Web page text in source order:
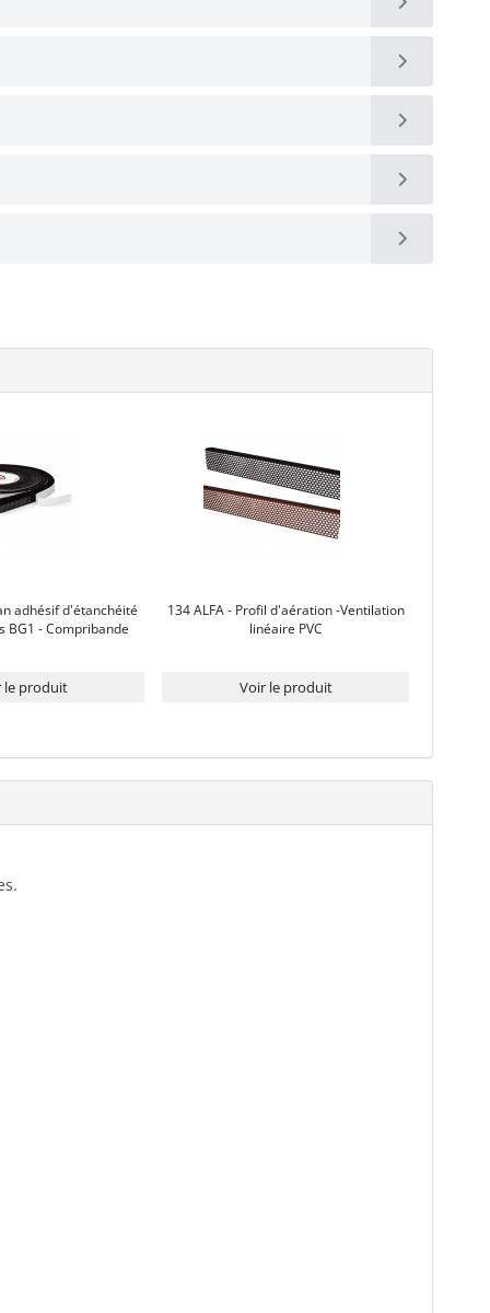
adhésif d'étanchéité
BG1 - Compribande
le produit
134 ALFA - Profil d'aération -Ventilation
linéaire PVC
Voir le produit